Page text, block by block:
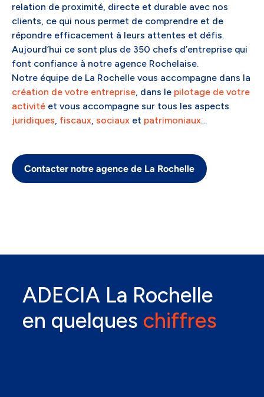
relation de proximité, directe et durable avec nos
clients, ce qui nous permet de comprendre et de
répondre efficacement à leurs attentes et défis.
Aujourd’hui ce sont plus de 350 chefs d’entreprise qui
font confiance à notre agence Rochelaise.
Notre équipe de La Rochelle vous accompagne dans la
création de votre entreprise, dans le pilotage de votre
activité et vous accompagne sur tous les aspects
juridiques, fiscaux, sociaux et patrimoniaux…
Contacter notre agence de La Rochelle
ADECIA La Rochelle
en quelques chiffres